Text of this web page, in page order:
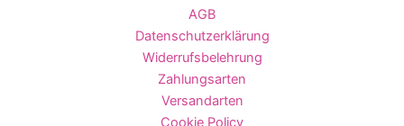
AGB
Datenschutzerklärung
Widerrufsbelehrung
Zahlungsarten
Versandarten
Cookie Policy